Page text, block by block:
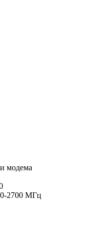
модема
2700 МГц